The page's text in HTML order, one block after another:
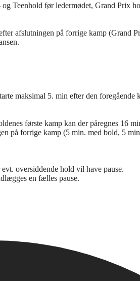
Teenhold før ledermødet, Grand Prix
afslutningen på forrige kamp (Grand
maksimal 5. min efter den foregående
første kamp kan der påregnes 16
på forrige kamp (5 min. med bold, 5
oversiddende hold vil have pause.
en fælles pause.